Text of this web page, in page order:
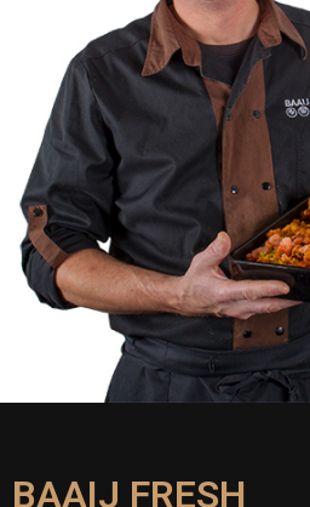
BAAIJ FRESH